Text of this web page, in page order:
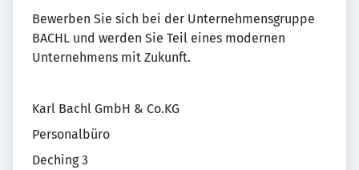
Bewerben Sie sich bei der Unternehmensgruppe
BACHL und werden Sie Teil eines modernen
Unternehmens mit Zukunft.
Karl Bachl GmbH & Co.KG
Personalbüro
Deching 3